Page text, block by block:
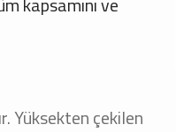
Yüksekten çekilen